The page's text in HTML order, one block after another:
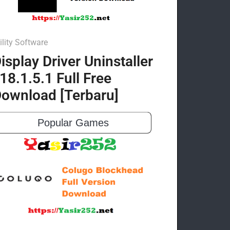
Software
Driver Uninstaller
Full Free
[Terbaru]
Popular Games